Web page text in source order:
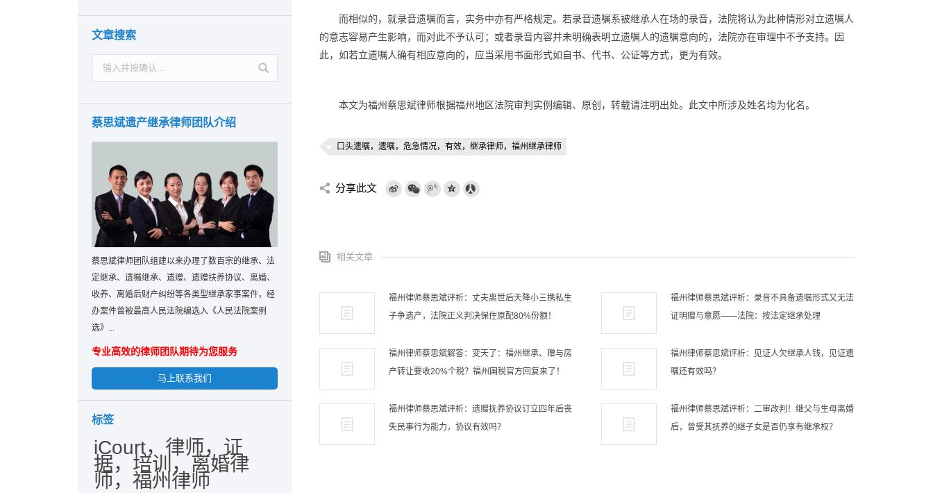
而相似的，就录音遗嘱而言，实务中亦有严格规定。若录音遗嘱系被继承人在场的录音，法院将认为此种情形对立遗嘱人
的意志容易产生影响，而对此不予认可；或者录音内容并未明确表明立遗嘱人的遗嘱意向的，法院亦在审理中不予支持。因
此，如若立遗嘱人确有相应意向的，应当采用书面形式如自书、代书、公证等方式，更为有效。
本文为福州蔡思斌律师根据福州地区法院审判实例编辑、原创，转载请注明出处。此文中所涉及姓名均为化名。
口头遗嘱，遗嘱，危急情况，有效，继承律师，福州继承律师
分享此文
相关文章
福州律师蔡思斌评析：丈夫离世后天降小三携私生
子争遗产，法院正义判决保住原配80%份额！
福州律师蔡思斌评析：录音不具备遗嘱形式又无法
证明赠与意愿——法院：按法定继承处理
福州律师蔡思斌解答：变天了：福州继承、赠与房
产转让要收20%个税？福州国税官方回复来了！
福州律师蔡思斌评析：见证人欠继承人钱，见证遗
嘱还有效吗？
福州律师蔡思斌评析：遗赠抚养协议订立四年后丧
失民事行为能力，协议有效吗？
福州律师蔡思斌评析：二审改判！继父与生母离婚
后，曾受其抚养的继子女是否仍享有继承权？
文章搜索
蔡思斌遗产继承律师团队介绍
蔡思斌律师团队组建以来办理了数百宗的继承、法
定继承、遗嘱继承、遗赠、遗赠扶养协议、离婚、
收养、离婚后财产纠纷等各类型继承家事案件，经
办案件曾被最高人民法院编选入《人民法院案例
选》...
专业高效的律师团队期待为您服务
马上联系我们
标签
iCourt，律师，证
据，培训，离婚律
师，福州律师